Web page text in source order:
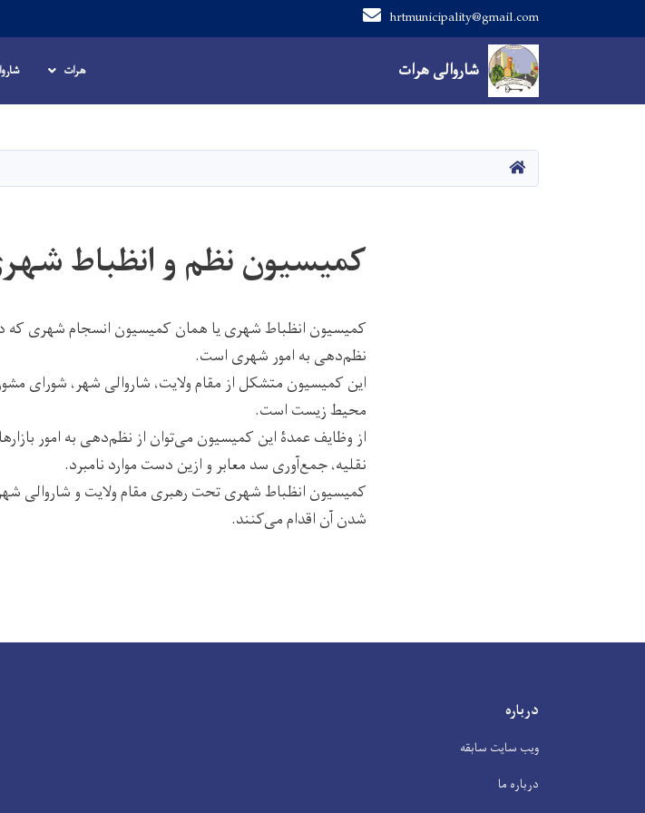
شاروالی هرات
hrtmunicipality@gmail.com
Main navigation
شاروالی هرات هرات
صفحه اصلی
کمیسیون نظم و انظباط
کمیسیون انظباط شهری یا همان کمیسیون انسجام شهری که
نظم‌دهی به امور شهری است.
این کمیسیون متشکل از مقام ولایت، شاروالی شهر، شورای
محیط زیست است.
از وظایف عمدۀ این کمیسیون می‌توان از نظم‌دهی به امور
نقلیه، جمع‌آوری سد معابر و ازین دست موارد نامبرد.
کمیسیون انظباط شهری تحت رهبری مقام ولایت و شاروالی
شدن آن اقدام می‌کنند.
درباره
ویب سایت سابقه
درباره ما